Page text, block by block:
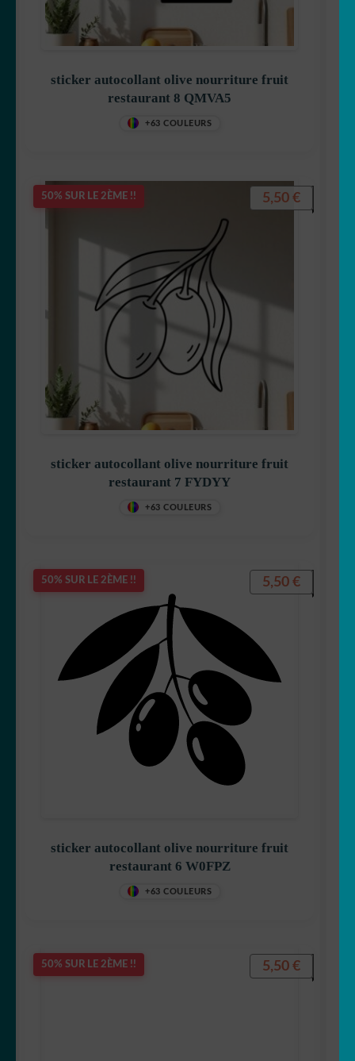
sticker autocollant olive nourriture fruit
restaurant 8 QMVA5
+63 COULEURS
50% SUR LE 2ÈME !!
sticker autocollant olive nourriture fruit
restaurant 7 FYDYY
+63 COULEURS
5,50 €
50% SUR LE 2ÈME !!
sticker autocollant olive nourriture fruit
restaurant 6 W0FPZ
+63 COULEURS
5,50 €
50% SUR LE 2ÈME !! 5,50 €